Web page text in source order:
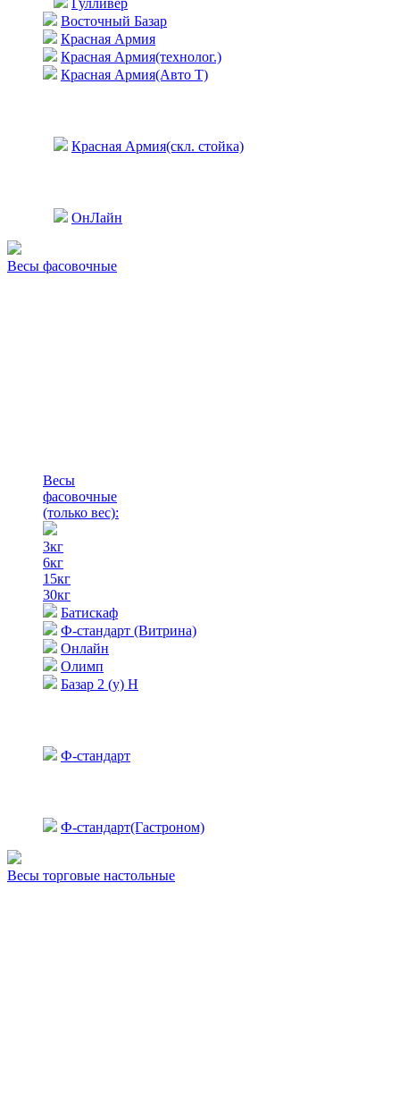
Гулливер
Восточный Базар
Красная Армия
Красная Армия(технолог.)
Красная Армия(Авто Т)
Красная Армия(скл. стойка)
ОнЛайн
Весы фасовочные
Весы
фасовочные
(только вес):
3кг
6кг
15кг
30кг
Батискаф
Ф-стандарт (Витрина)
Онлайн
Олимп
Базар 2 (у) Н
Ф-стандарт
Ф-стандарт(Гастроном)
Весы торговые настольные